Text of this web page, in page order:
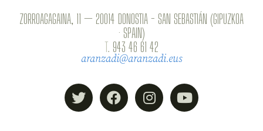
ZORROAGAGAINA, 11 — 20014 DONOSTIA - SAN SEBASTIÁN (GIPUZKOA
· SPAIN)
T. 943 46 61 42
aranzadi@aranzadi.eus